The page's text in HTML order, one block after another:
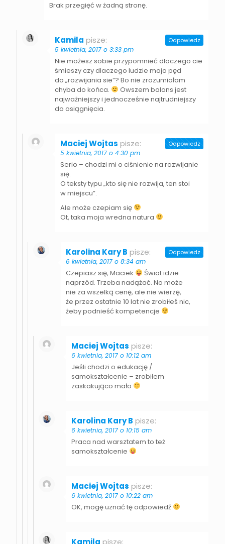
Brak przegięć w żadną stronę.
Kamila pisze:
5 kwietnia, 2017 o 3:33 pm
Nie możesz sobie przypomnieć dlaczego cie
śmieszy czy dlaczego ludzie maja pęd
do „rozwijania sie”? Bo nie zrozumiałam
chyba do końca.
Owszem balans jest
najważniejszy i jednocześnie najtrudniejszy
do osiągnięcia.
Odpowiedz
Maciej Wojtas pisze:
5 kwietnia, 2017 o 4:30 pm
Serio – chodzi mi o ciśnienie na rozwijanie
się.
O teksty typu „kto się nie rozwija, ten stoi
w miejscu”.
Ale może czepiam się
Ot, taka moja wredna natura
Odpowiedz
Karolina Kary B pisze:
6 kwietnia, 2017 o 8:34 am
Czepiasz się, Maciek
Świat idzie
naprzód. Trzeba nadążać. No może
nie za wszelką cenę, ale nie wierzę,
że przez ostatnie 10 lat nie zrobiłeś nic,
żeby podnieść kompetencje
Odpowiedz
Maciej Wojtas pisze:
6 kwietnia, 2017 o 10:12 am
Jeśli chodzi o edukację /
samokształcenie – zrobiłem
zaskakująco mało
Karolina Kary B pisze:
6 kwietnia, 2017 o 10:15 am
Praca nad warsztatem to też
samokształcenie
Maciej Wojtas pisze:
6 kwietnia, 2017 o 10:22 am
OK, mogę uznać tę odpowiedź
Kamila pisze: